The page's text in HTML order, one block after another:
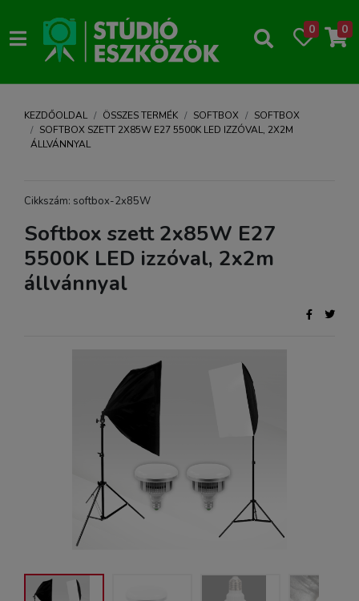
0 0
KEZDŐOLDAL ÖSSZES TERMÉK SOFTBOX
SOFTBOX
SOFTBOX SZETT 2X85W E27 5500K LED IZZÓVAL, 2X2M
ÁLLVÁNNYAL
Cikkszám: softbox-2x85W
Softbox szett 2x85W E27
5500K LED izzóval, 2x2m
állvánnyal